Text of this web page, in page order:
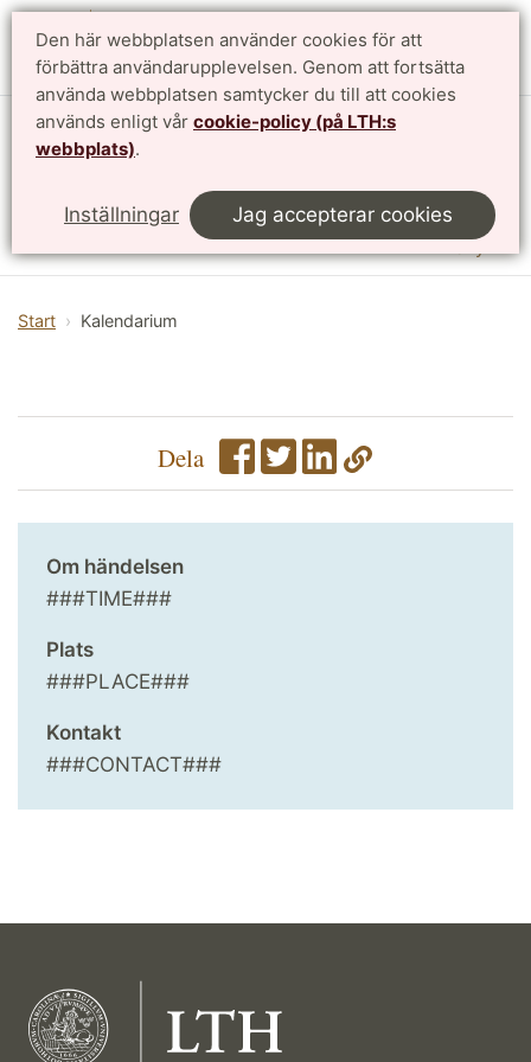
Den här webbplatsen använder cookies för att
förbättra användarupplevelsen. Genom att fortsätta
använda webbplatsen samtycker du till att cookies
används enligt vår cookie-policy (på LTH:s
webbplats).
Inställningar Jag accepterar cookies
Institutionen för designvetenskaper
LTH, Lunds Tekniska Högskola
Meny
Start Kalendarium
Dela
Om händelsen
###TIME###
Plats
###PLACE###
Kontakt
###CONTACT###